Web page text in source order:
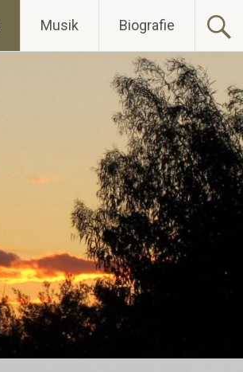
Musik Biografie